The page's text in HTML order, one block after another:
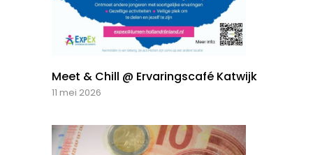
Meet & Chill @ Ervaringscafé Katwijk
11 mei 2026